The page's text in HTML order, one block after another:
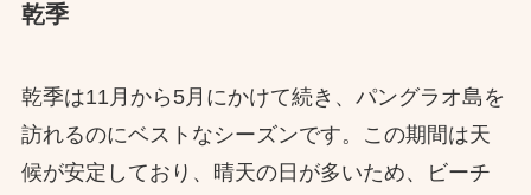
乾季
乾季は11月から5月にかけて続き、パングラオ島を
訪れるのにベストなシーズンです。この期間は天
候が安定しており、晴天の日が多いため、ビーチ